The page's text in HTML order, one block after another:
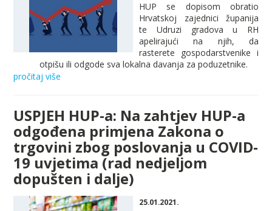
HUP se dopisom obratio
Hrvatskoj zajednici županija
te Udruzi gradova u RH
apelirajući na njih, da
rasterete gospodarstvenike i
otpišu ili odgode sva lokalna davanja za poduzetnike.
pročitaj više
USPJEH HUP-a: Na zahtjev HUP-a
odgođena primjena Zakona o
trgovini zbog poslovanja u COVID-
19 uvjetima (rad nedjeljom
dopušten i dalje)
25.01.2021.